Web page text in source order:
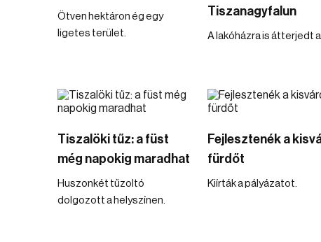
Ötven hektáron ég egy
ligetes terület.
Tiszanagyfalun
A lakóházra is átterjedt
Tiszalöki tűz: a füst
még napokig maradhat
Huszonkét tűzoltó
dolgozott a helyszínen.
Fejlesztenék a
fürdőt
Kiírták a pályázatot.